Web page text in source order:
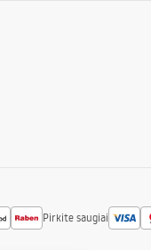
Pirkite saugiai